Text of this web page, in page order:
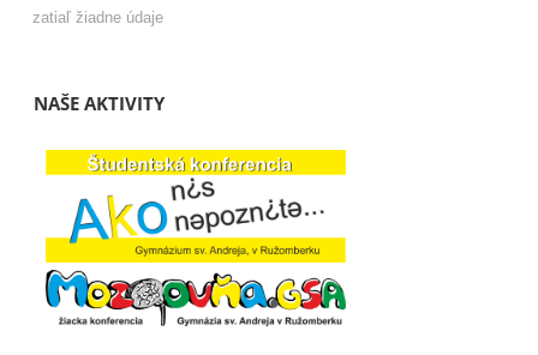
zatiaľ žiadne údaje
NAŠE AKTIVITY